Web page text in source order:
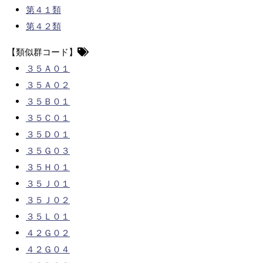
第４１類
第４２類
【類似群コード】
３５Ａ０１
３５Ａ０２
３５Ｂ０１
３５Ｃ０１
３５Ｄ０１
３５Ｇ０３
３５Ｈ０１
３５Ｊ０１
３５Ｊ０２
３５Ｌ０１
４２Ｇ０２
４２Ｇ０４